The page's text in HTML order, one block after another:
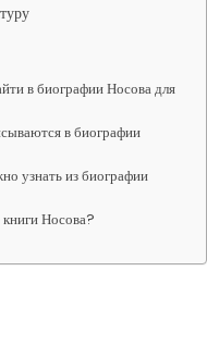
в биографии Носова для
в биографии
узнать из биографии
Носова?